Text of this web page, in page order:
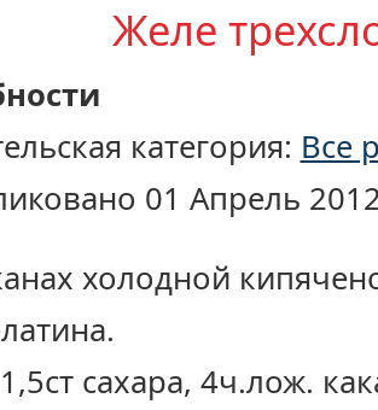
Желе
категория: Все
01 Апрель
холодной
сахара, 4ч.лож.